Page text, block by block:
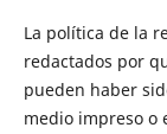
La política de la
redactados por
pueden haber
medio impreso o